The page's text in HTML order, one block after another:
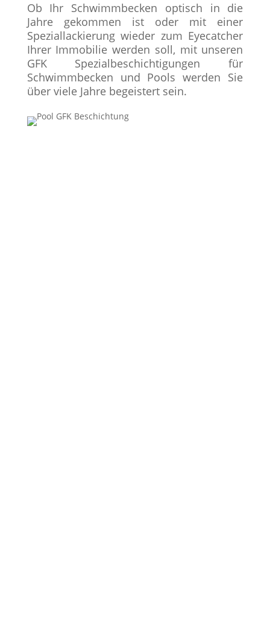
Ob Ihr Schwimmbecken optisch in die
Jahre gekommen ist oder mit einer
Speziallackierung wieder zum Eyecatcher
Ihrer Immobilie werden soll, mit unseren
GFK Spezialbeschichtigungen für
Schwimmbecken und Pools werden Sie
über viele Jahre begeistert sein.